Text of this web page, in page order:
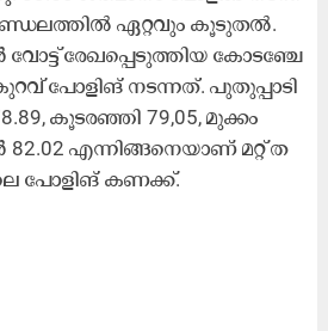
മ​ണ്ഡ​ല​ത്തി​ൽ ഏ​റ്റ​വും കൂ​ടു​ത​ൽ.
വോ​ട്ട് രേ​ഖ​പ്പെ​ടു​ത്തി​യ കോ​ട​ഞ്ചേ​
പോ​ളി​ങ് ന​ട​ന്ന​ത്. പു​തു​പ്പാ​ടി
കൂ​ട​ര​ഞ്ഞി 79,05, മു​ക്കം
എ​ന്നി​ങ്ങ​നെ​യാ​ണ് മ​റ്റ് ത​
പോ​ളി​ങ് ക​ണ​ക്ക്.